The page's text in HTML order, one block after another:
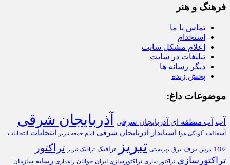
فرهنگ و هنر
تماس با ما
استخدام
اعلام مشکل سایت
تبلیغات در سایت
دیگر رسانه ها
پخش زنده
موضوعات داغ:
آب آب منطقه ای آذربایجان شرقی آذربایجان شرقی
آسفالت آلودگی هوا استاندار آذربایجان شرقی امام جمعه تبریز انتخابات انتخابات
1402 بارش برف برق بهزیستی تبریز ترافیک ترافیک تبریز تراکتور
تراکتورسازی تراکتور سازی تراکتورسازی ایران جوانان راهداری رسانه سازمان